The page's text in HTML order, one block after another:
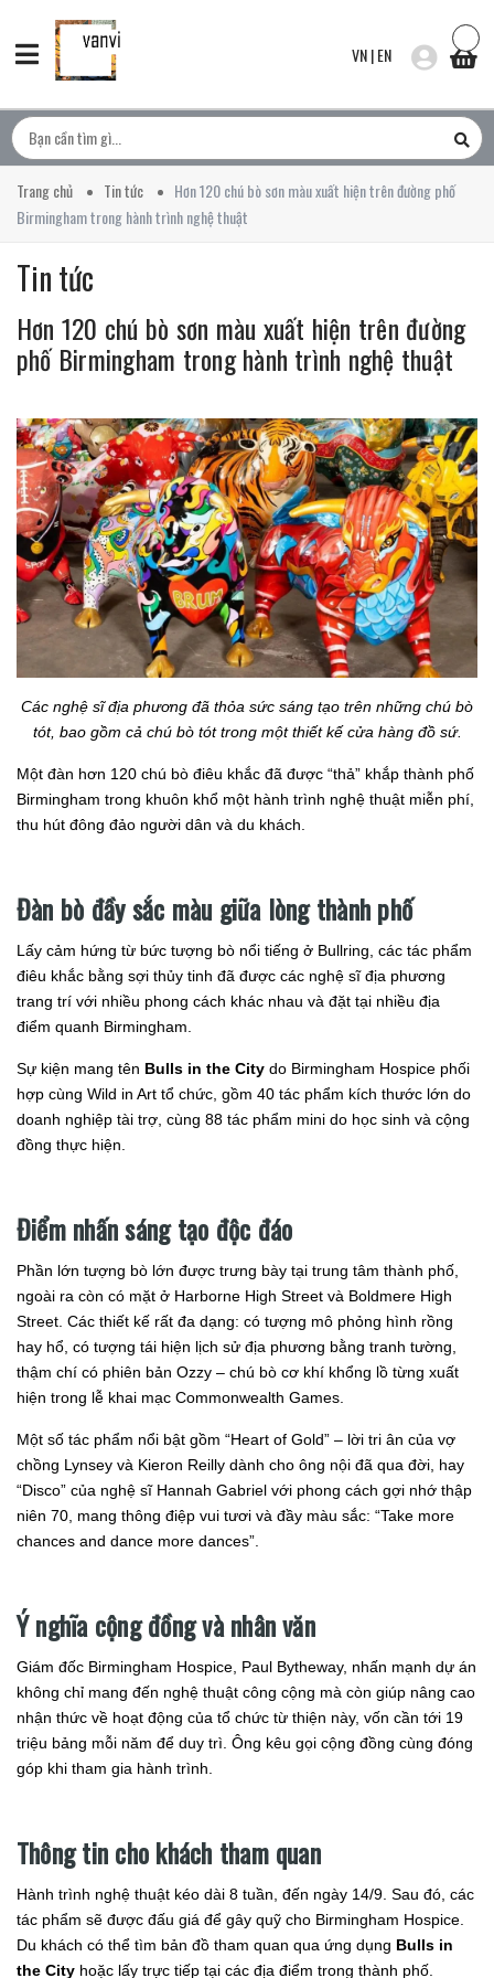
VN|EN
Trang chủ Tin tức
Hơn 120 chú bò sơn màu xuất hiện trên đường phố
Birmingham trong hành trình nghệ thuật
Tin tức
Hơn 120 chú bò sơn màu xuất hiện trên đường
phố Birmingham trong hành trình nghệ thuật
Các nghệ sĩ địa phương đã thỏa sức sáng tạo trên những chú bò
tót, bao gồm cả chú bò tót trong một thiết kế cửa hàng đồ sứ.
Một đàn hơn 120 chú bò điêu khắc đã được “thả” khắp thành phố
Birmingham trong khuôn khổ một hành trình nghệ thuật miễn phí,
thu hút đông đảo người dân và du khách.
Đàn bò đầy sắc màu giữa lòng thành phố
Lấy cảm hứng từ bức tượng bò nổi tiếng ở Bullring, các tác phẩm
điêu khắc bằng sợi thủy tinh đã được các nghệ sĩ địa phương
trang trí với nhiều phong cách khác nhau và đặt tại nhiều địa
điểm quanh Birmingham.
Sự kiện mang tên Bulls in the City do Birmingham Hospice phối
hợp cùng Wild in Art tổ chức, gồm 40 tác phẩm kích thước lớn do
doanh nghiệp tài trợ, cùng 88 tác phẩm mini do học sinh và cộng
đồng thực hiện.
Điểm nhấn sáng tạo độc đáo
Phần lớn tượng bò lớn được trưng bày tại trung tâm thành phố,
ngoài ra còn có mặt ở Harborne High Street và Boldmere High
Street. Các thiết kế rất đa dạng: có tượng mô phỏng hình rồng
hay hổ, có tượng tái hiện lịch sử địa phương bằng tranh tường,
thậm chí có phiên bản Ozzy – chú bò cơ khí khổng lồ từng xuất
hiện trong lễ khai mạc Commonwealth Games.
Một số tác phẩm nổi bật gồm “Heart of Gold” – lời tri ân của vợ
chồng Lynsey và Kieron Reilly dành cho ông nội đã qua đời, hay
“Disco” của nghệ sĩ Hannah Gabriel với phong cách gợi nhớ thập
niên 70, mang thông điệp vui tươi và đầy màu sắc: “Take more
chances and dance more dances”.
Ý nghĩa cộng đồng và nhân văn
Giám đốc Birmingham Hospice, Paul Bytheway, nhấn mạnh dự án
không chỉ mang đến nghệ thuật công cộng mà còn giúp nâng cao
nhận thức về hoạt động của tổ chức từ thiện này, vốn cần tới 19
triệu bảng mỗi năm để duy trì. Ông kêu gọi cộng đồng cùng đóng
góp khi tham gia hành trình.
Thông tin cho khách tham quan
Hành trình nghệ thuật kéo dài 8 tuần, đến ngày 14/9. Sau đó, các
tác phẩm sẽ được đấu giá để gây quỹ cho Birmingham Hospice.
Du khách có thể tìm bản đồ tham quan qua ứng dụng Bulls in
the City hoặc lấy trực tiếp tại các địa điểm trong thành phố.